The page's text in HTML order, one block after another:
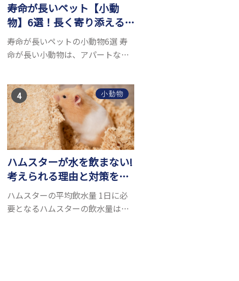
寿命が長いペット【小動
物】6選！長く寄り添える
小動物はいる？
寿命が長いペットの小動物6選 寿
命が長い小動物は、アパートなど
気が高いです。 以下では寿命が長
い小動物6選を紹介！種類ごとに特
徴や飼育のポイ...
小動物
ハムスターが水を飲まない!
考えられる理由と対策を解
説
ハムスターの平均飲水量 1日に必
要となるハムスターの飲水量は、